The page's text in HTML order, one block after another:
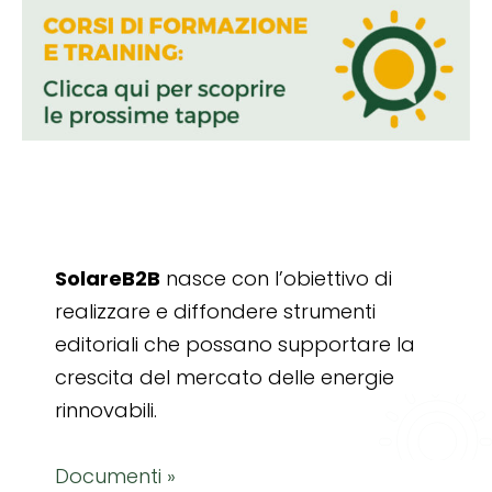
SolareB2B nasce con l’obiettivo di
realizzare e diffondere strumenti
editoriali che possano supportare la
crescita del mercato delle energie
rinnovabili.
Documenti »